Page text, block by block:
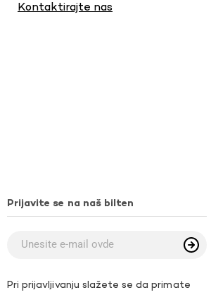
Kontaktirajte nas
Prijavite se na naš bilten
Pri prijavljivanju slažete se da primate